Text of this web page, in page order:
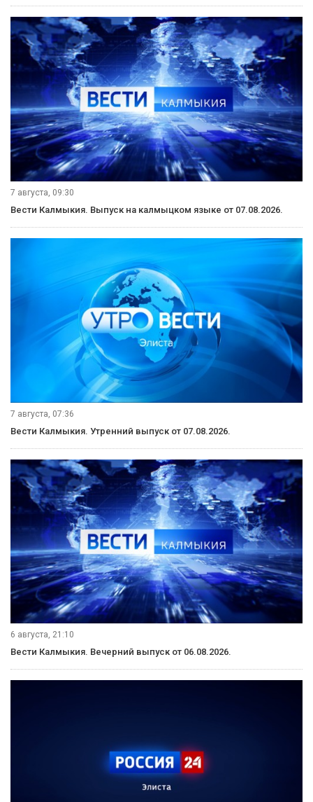
7 августа, 09:30
Вести Калмыкия. Выпуск на калмыцком языке от 07.08.2026.
7 августа, 07:36
Вести Калмыкия. Утренний выпуск от 07.08.2026.
6 августа, 21:10
Вести Калмыкия. Вечерний выпуск от 06.08.2026.